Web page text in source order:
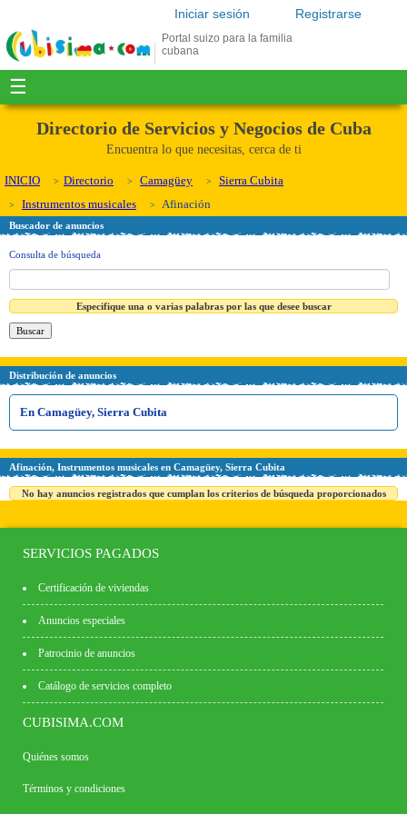
Registrarse
Iniciar sesión
Portal suizo para la familia
cubana
☰
Directorio de Servicios y Negocios de Cuba
Encuentra lo que necesitas, cerca de ti
INICIO Directorio Camagüey
Sierra Cubita
Instrumentos musicales
Afinación
Buscador de anuncios
Consulta de búsqueda
Especifique una o varias palabras por las que desee buscar
Distribución de anuncios
En Camagüey, Sierra Cubita
Afinación, Instrumentos musicales en Camagüey, Sierra Cubita
No hay anuncios registrados que cumplan los criterios de búsqueda proporcionados
SERVICIOS PAGADOS
Certificación de viviendas
Anuncios especiales
Patrocinio de anuncios
Catálogo de servicios completo
CUBISIMA.COM
Quiénes somos
Términos y condiciones